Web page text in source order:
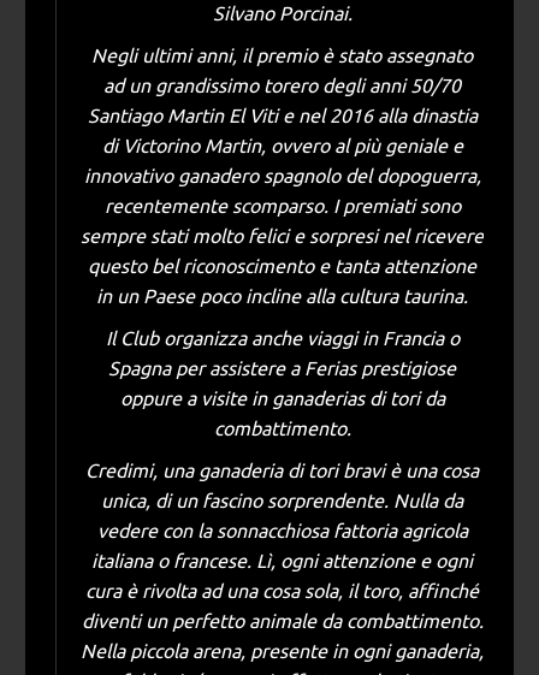
Silvano Porcinai.
Negli ultimi anni, il premio è stato assegnato
ad un grandissimo torero degli anni 50/70
Santiago Martin El Viti e nel 2016 alla dinastia
di Victorino Martin, ovvero al più geniale e
innovativo ganadero spagnolo del dopoguerra,
recentemente scomparso. I premiati sono
sempre stati molto felici e sorpresi nel ricevere
questo bel riconoscimento e tanta attenzione
in un Paese poco incline alla cultura taurina.
Il Club organizza anche viaggi in Francia o
Spagna per assistere a Ferias prestigiose
oppure a visite in ganaderias di tori da
combattimento.
Credimi, una ganaderia di tori bravi è una cosa
unica, di un fascino sorprendente. Nulla da
vedere con la sonnacchiosa fattoria agricola
italiana o francese. Lì, ogni attenzione e ogni
cura è rivolta ad una cosa sola, il toro, affinché
diventi un perfetto animale da combattimento.
Nella piccola arena, presente in ogni ganaderia,